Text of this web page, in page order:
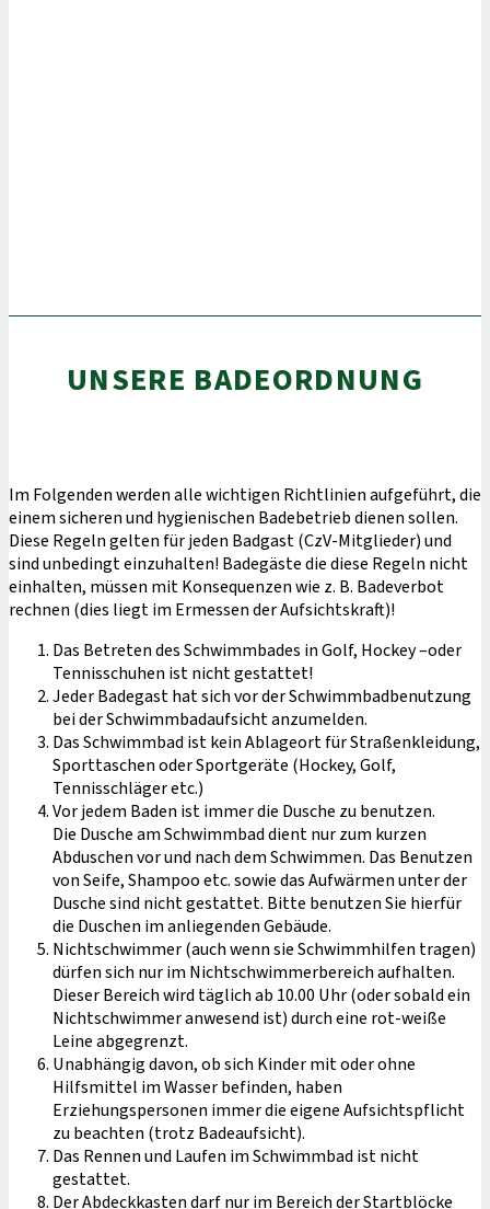
UNSERE BADEORDNUNG
Im Folgenden werden alle wichtigen Richtlinien aufgeführt, die
einem sicheren und hygienischen Badebetrieb dienen sollen.
Diese Regeln gelten für jeden Badgast (CzV-Mitglieder) und
sind unbedingt einzuhalten! Badegäste die diese Regeln nicht
einhalten, müssen mit Konsequenzen wie z. B. Badeverbot
rechnen (dies liegt im Ermessen der Aufsichtskraft)!
Das Betreten des Schwimmbades in Golf, Hockey –oder
Tennisschuhen ist nicht gestattet!
Jeder Badegast hat sich vor der Schwimmbadbenutzung
bei der Schwimmbadaufsicht anzumelden.
Das Schwimmbad ist kein Ablageort für Straßenkleidung,
Sporttaschen oder Sportgeräte (Hockey, Golf,
Tennisschläger etc.)
Vor jedem Baden ist immer die Dusche zu benutzen.
Die Dusche am Schwimmbad dient nur zum kurzen
Abduschen vor und nach dem Schwimmen. Das Benutzen
von Seife, Shampoo etc. sowie das Aufwärmen unter der
Dusche sind nicht gestattet. Bitte benutzen Sie hierfür
die Duschen im anliegenden Gebäude.
Nichtschwimmer (auch wenn sie Schwimmhilfen tragen)
dürfen sich nur im Nichtschwimmerbereich aufhalten.
Dieser Bereich wird täglich ab 10.00 Uhr (oder sobald ein
Nichtschwimmer anwesend ist) durch eine rot-weiße
Leine abgegrenzt.
Unabhängig davon, ob sich Kinder mit oder ohne
Hilfsmittel im Wasser befinden, haben
Erziehungspersonen immer die eigene Aufsichtspflicht
zu beachten (trotz Badeaufsicht).
Das Rennen und Laufen im Schwimmbad ist nicht
gestattet.
Der Abdeckkasten darf nur im Bereich der Startblöcke